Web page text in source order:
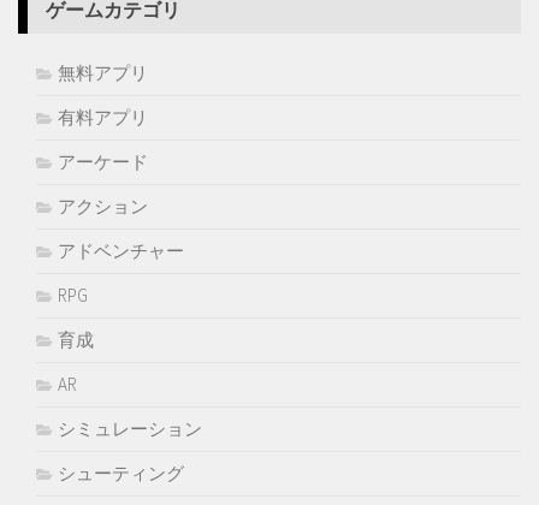
ゲームカテゴリ
無料アプリ
有料アプリ
アーケード
アクション
アドベンチャー
RPG
育成
AR
シミュレーション
シューティング